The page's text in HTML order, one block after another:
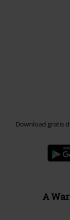
Download gratis
A